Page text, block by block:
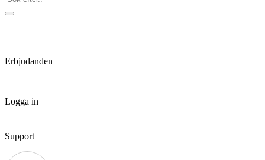
Erbjudanden
Logga in
Support